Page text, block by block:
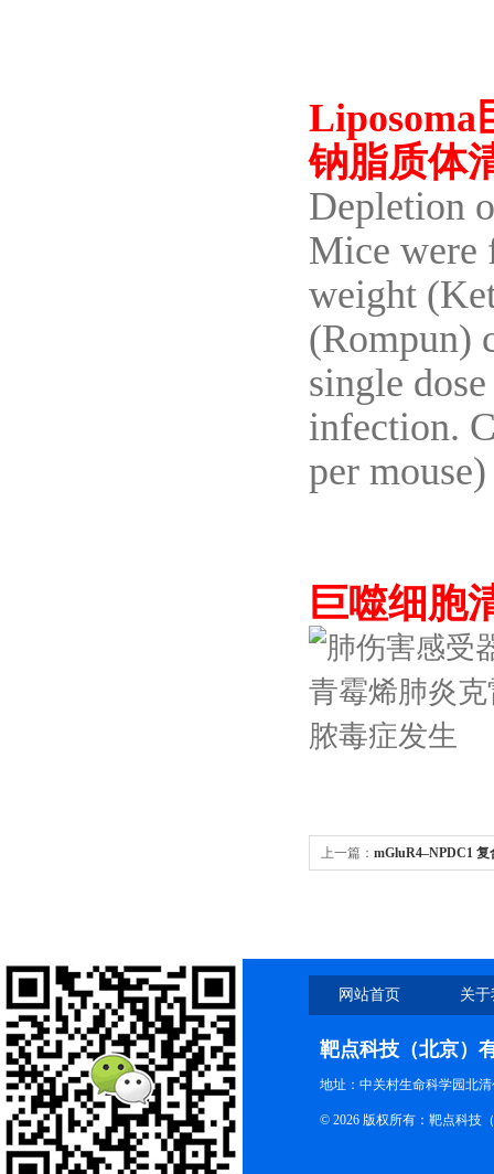
Liposoma
钠脂质体
Depletion
Mice were
weight
(Rompun)
single
infection.
per
巨噬细胞
上一篇： mGluR4–NPDC1
网站首页 关
靶点科技（北京）
地址：中关村生命科学园北
© 2026 版权所有：靶点科技